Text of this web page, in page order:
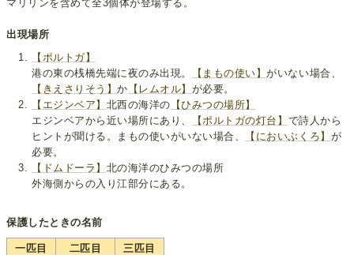
マリリンを含めて全3個体が登場する。
出現場所
【ポルトガ】
港の東の桟橋先端に夜のみ出現。
【まもの使い】がいない場合、
【きえさりそう】か 【レムオル】 が必要。
【エジンベア】 北西の海洋の 【ひみつの場所】
エジンベアから近い場所にあり、
【ポルトガの灯台】 で詩人から
ヒントが聞ける。まもの使いがいない場合、
【においぶくろ】 が
必要。
【ドムドーラ】 北の海洋のひみつの場所
外海側からの入り江部分にある。
保護したときの名前
一匹目 二匹目
三匹目